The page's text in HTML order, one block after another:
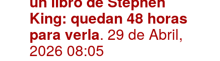
King: quedan 48 horas
para verla. 29 de Abril,
2026 08:05